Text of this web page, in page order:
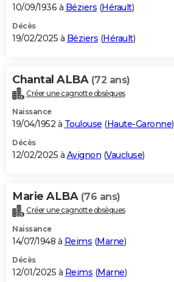
10/09/1936 à Béziers (Hérault)
Décès
19/02/2025 à Béziers (Hérault)
Chantal ALBA (72 ans)
Créer une cagnotte obsèques
Naissance
19/04/1952 à Toulouse (Haute-Garonne)
Décès
12/02/2025 à Avignon (Vaucluse)
Marie ALBA (76 ans)
Créer une cagnotte obsèques
Naissance
14/07/1948 à Reims (Marne)
Décès
12/01/2025 à Reims (Marne)